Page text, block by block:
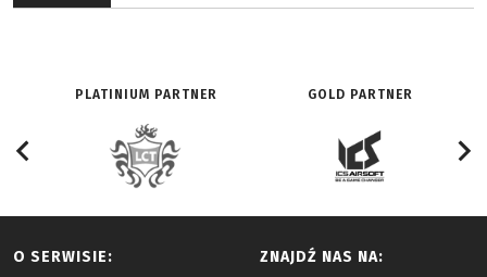
PLATINIUM PARTNER GOLD PARTNER
O SERWISIE: ZNAJDŹ NAS NA: